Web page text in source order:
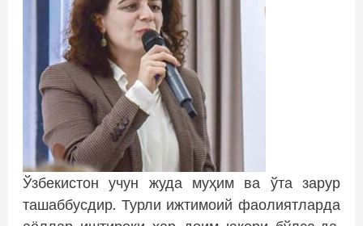
Ўзбекистон учун жуда муҳим ва ўта зарур
ташаббусдир. Турли ижтимоий фаолиятларда